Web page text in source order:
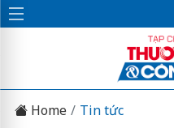
Home Tin tức